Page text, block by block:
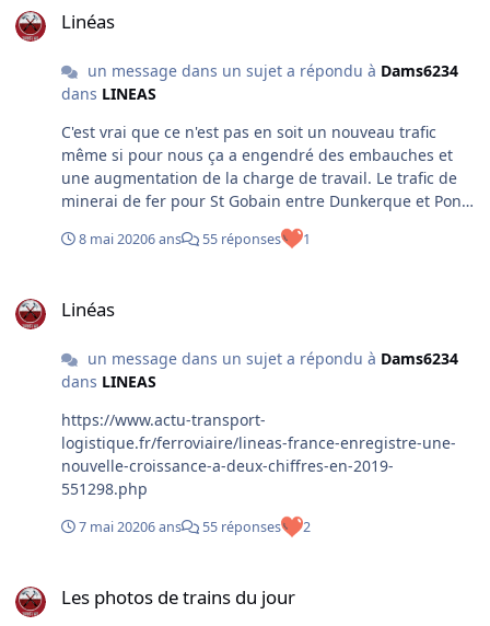
Linéas
un message dans un sujet a répondu à Dams6234
dans LINEAS
C'est vrai que ce n'est pas en soit un nouveau trafic
même si pour nous ça a engendré des embauches et
une augmentation de la charge de travail. Le trafic de
minerai de fer pour St Gobain entre Dunkerque et Pont
à Mousson est lui un trafic complètement nouveau plus
d'autres contrats moins important en terme de volume
8 mai 20206 ans 55 réponses 1
Linéas
un message dans un sujet a répondu à Dams6234
dans LINEAS
https://www.actu-transport-
logistique.fr/ferroviaire/lineas-france-enregistre-une-
nouvelle-croissance-a-deux-chiffres-en-2019-
551298.php
7 mai 20206 ans 55 réponses 2
Les photos de trains du jour